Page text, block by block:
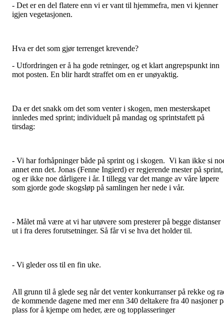
- Det er en del flatere enn vi er vant til hjemmefra, men vi kjenner
igjen vegetasjonen.
Hva er det som gjør terrenget krevende?
- Utfordringen er å ha gode retninger, og et klart angrepspunkt inn
mot posten. En blir hardt straffet om en er unøyaktig.
Da er det snakk om det som venter i skogen, men mesterskapet
innledes med sprint; individuelt på mandag og sprintstafett på
tirsdag:
- Vi har forhåpninger både på sprint og i skogen. Vi kan ikke si
annet enn det. Jonas (Fenne Ingierd) er regjerende mester på sprint,
og er ikke noe dårligere i år. I tillegg var det mange av våre løpere
som gjorde gode skogsløp på samlingen her nede i vår.
- Målet må være at vi har utøvere som presterer på begge distanser
ut i fra deres forutsetninger. Så får vi se hva det holder til.
- Vi gleder oss til en fin uke.
All grunn til å glede seg når det venter konkurranser på rekke og
de kommende dagene med mer enn 340 deltakere fra 40 nasjoner
plass for å kjempe om heder, ære og topplasseringer